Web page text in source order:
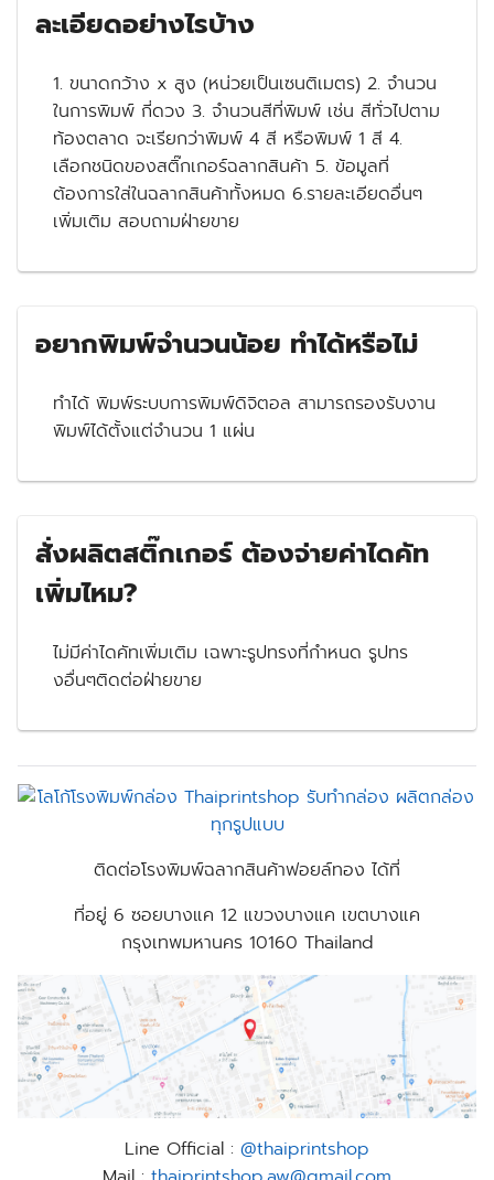
ละเอียดอย่างไรบ้าง
1. ขนาดกว้าง x สูง (หน่วยเป็นเซนติเมตร) 2. จำนวน
ในการพิมพ์ กี่ดวง 3. จำนวนสีที่พิมพ์ เช่น สีทั่วไปตาม
ท้องตลาด จะเรียกว่าพิมพ์ 4 สี หรือพิมพ์ 1 สี 4.
เลือกชนิดของสติ๊กเกอร์ฉลากสินค้า 5. ข้อมูลที่
ต้องการใส่ในฉลากสินค้าทั้งหมด 6.รายละเอียดอื่นๆ
เพิ่มเติม สอบถามฝ่ายขาย
อยากพิมพ์จำนวนน้อย ทำได้หรือไม่
ทำได้ พิมพ์ระบบการพิมพ์ดิจิตอล สามารถรองรับงาน
พิมพ์ได้ตั้งแต่จำนวน 1 แผ่น
สั่งผลิตสติ๊กเกอร์ ต้องจ่ายค่าไดคัท
เพิ่มไหม?
ไม่มีค่าไดคัทเพิ่มเติม เฉพาะรูปทรงที่กำหนด รูปทร
งอื่นๆติดต่อฝ่ายขาย
ติดต่อโรงพิมพ์ฉลากสินค้าฟอยล์ทอง ได้ที่
ที่อยู่ 6 ซอยบางแค 12 แขวงบางแค เขตบางแค
กรุงเทพมหานคร 10160 Thailand
Line Official : @thaiprintshop